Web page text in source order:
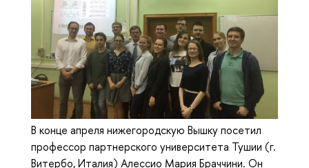
В конце апреля нижегородскую Вышку посетил
профессор партнерского университета Тушии (г.
Витербо, Италия) Алессио Мария Браччини. Он